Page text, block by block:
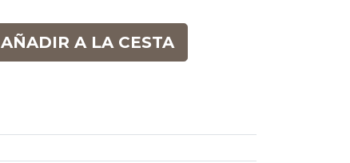
AÑADIR A LA CESTA